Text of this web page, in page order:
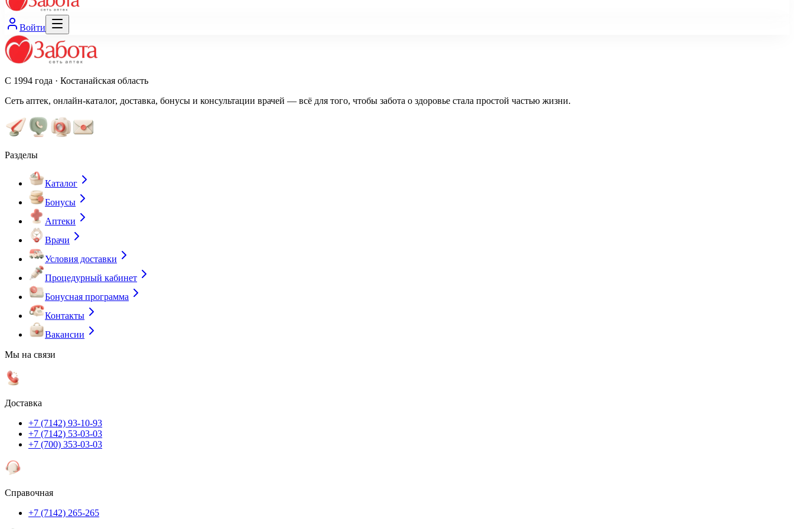
Войти
С 1994 года · Костанайская область
Сеть аптек, онлайн-каталог, доставка, бонусы и консультации врачей — всё для того, чтобы забота о здоровье стала простой частью жизни.
Разделы
Каталог
Бонусы
Аптеки
Врачи
Условия доставки
Процедурный кабинет
Бонусная программа
Контакты
Вакансии
Мы на связи
Доставка
+7 (7142) 93-10-93
+7 (7142) 53-03-03
+7 (700) 353-03-03
Справочная
+7 (7142) 265-265